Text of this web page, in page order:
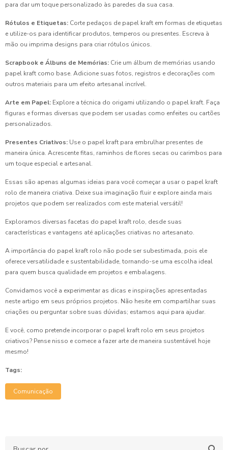
para dar um toque personalizado às paredes da sua casa.
Rótulos e Etiquetas: Corte pedaços de papel kraft em formas de etiquetas
e utilize-os para identificar produtos, temperos ou presentes. Escreva à
mão ou imprima designs para criar rótulos únicos.
Scrapbook e Álbuns de Memórias: Crie um álbum de memórias usando
papel kraft como base. Adicione suas fotos, registros e decorações com
outros materiais para um efeito artesanal incrível.
Arte em Papel: Explore a técnica do origami utilizando o papel kraft. Faça
figuras e formas diversas que podem ser usadas como enfeites ou cartões
personalizados.
Presentes Criativos: Use o papel kraft para embrulhar presentes de
maneira única. Acrescente fitas, raminhos de flores secas ou carimbos para
um toque especial e artesanal.
Essas são apenas algumas ideias para você começar a usar o papel kraft
rolo de maneira criativa. Deixe sua imaginação fluir e explore ainda mais
projetos que podem ser realizados com este material versátil!
Exploramos diversas facetas do papel kraft rolo, desde suas
características e vantagens até aplicações criativas no artesanato.
A importância do papel kraft rolo não pode ser subestimada, pois ele
oferece versatilidade e sustentabilidade, tornando-se uma escolha ideal
para quem busca qualidade em projetos e embalagens.
Convidamos você a experimentar as dicas e inspirações apresentadas
neste artigo em seus próprios projetos. Não hesite em compartilhar suas
criações ou perguntar sobre suas dúvidas; estamos aqui para ajudar.
E você, como pretende incorporar o papel kraft rolo em seus projetos
criativos? Pense nisso e comece a fazer arte de maneira sustentável hoje
mesmo!
Tags:
Comunicação